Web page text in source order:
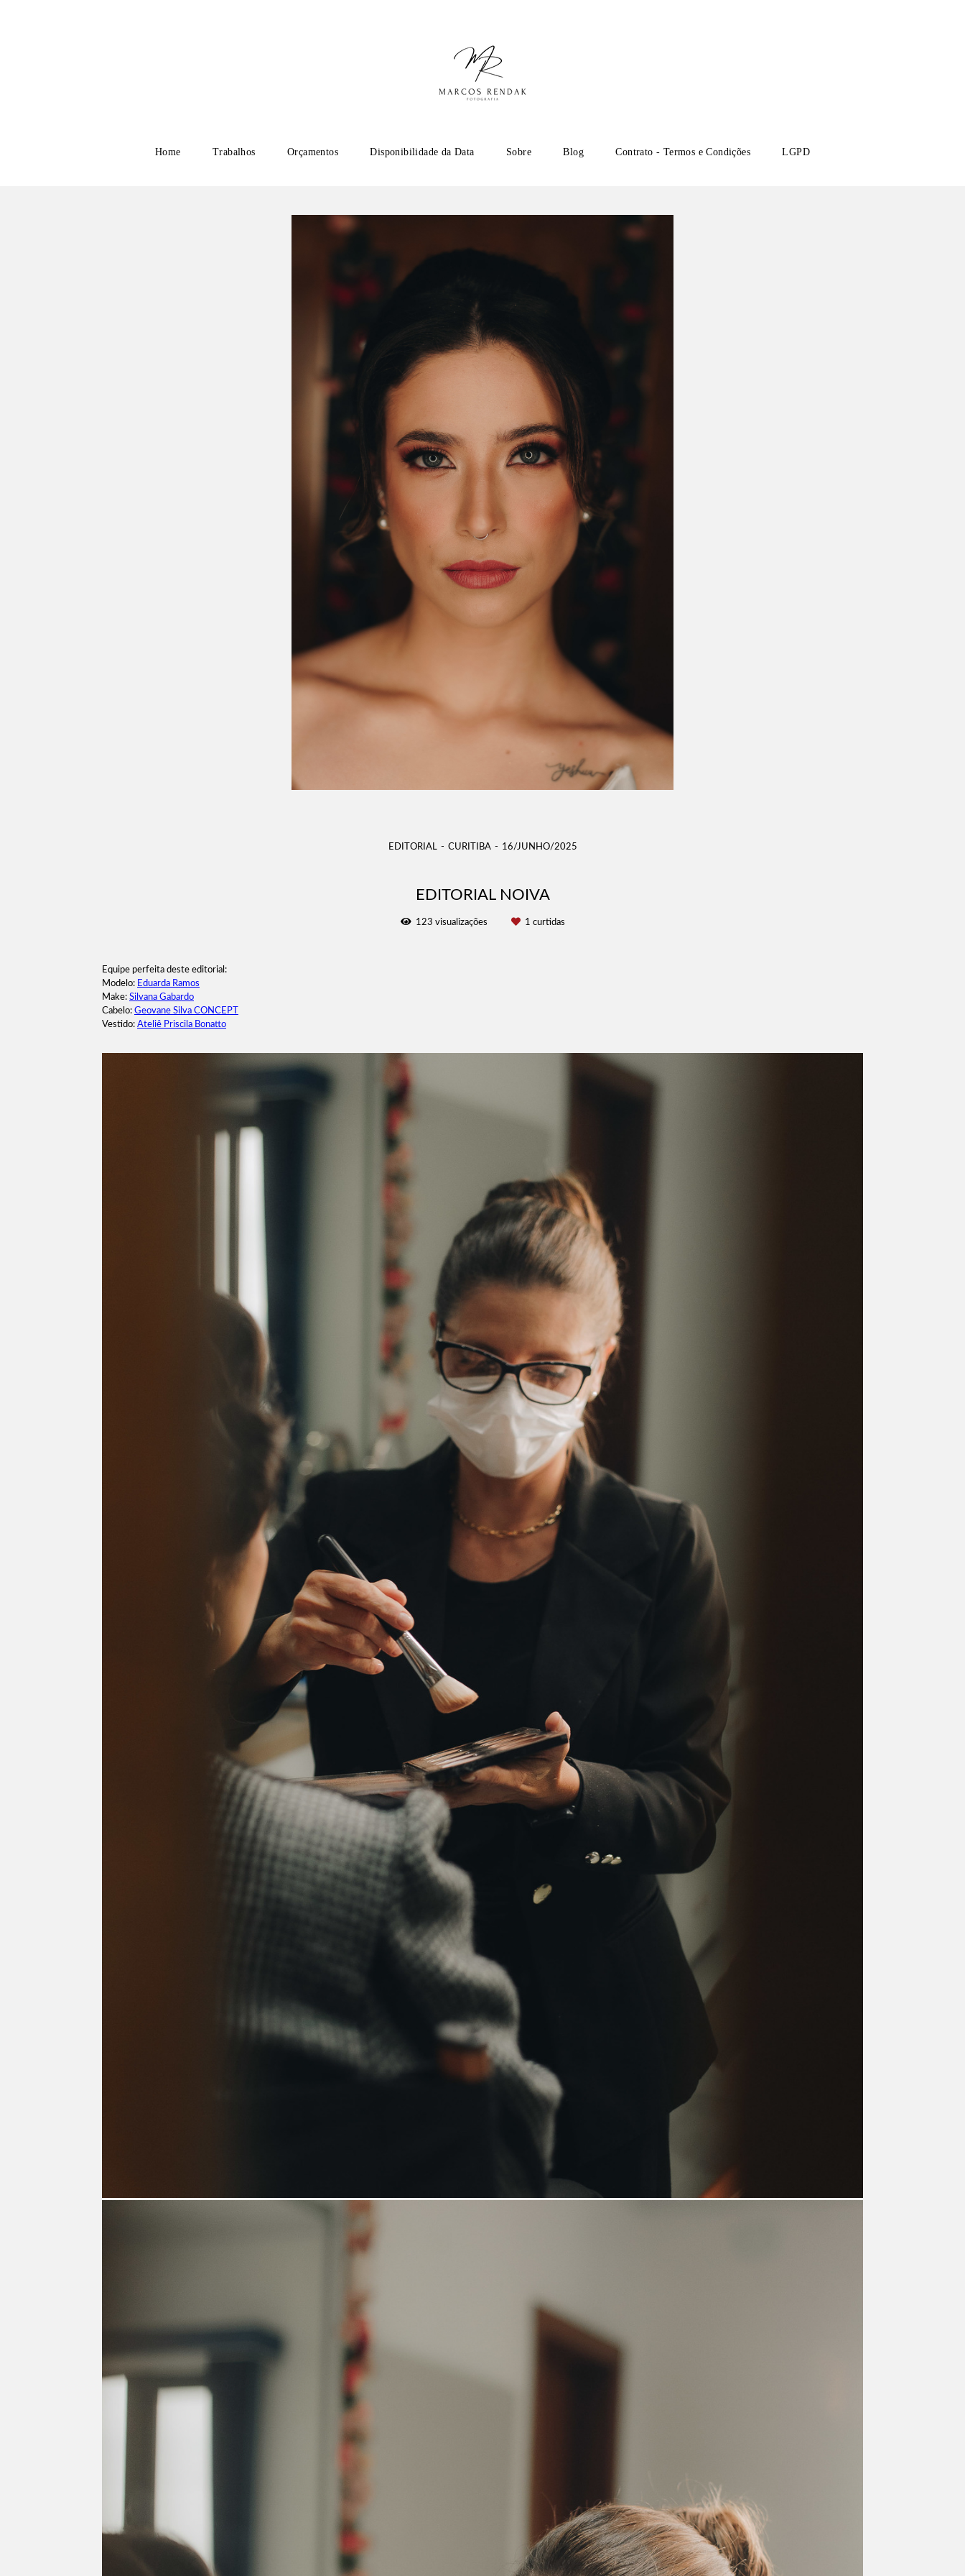
Home Trabalhos Orçamentos Disponibilidade da Data Sobre Blog Contrato - Termos e Condições LGPD
EDITORIAL CURITIBA 16/JUNHO/2025
EDITORIAL NOIVA
123 visualizações 1 curtidas
Equipe perfeita deste editorial:
Modelo: Eduarda Ramos
Make: Silvana Gabardo
Cabelo: Geovane Silva CONCEPT
Vestido: Ateliê Priscila Bonatto